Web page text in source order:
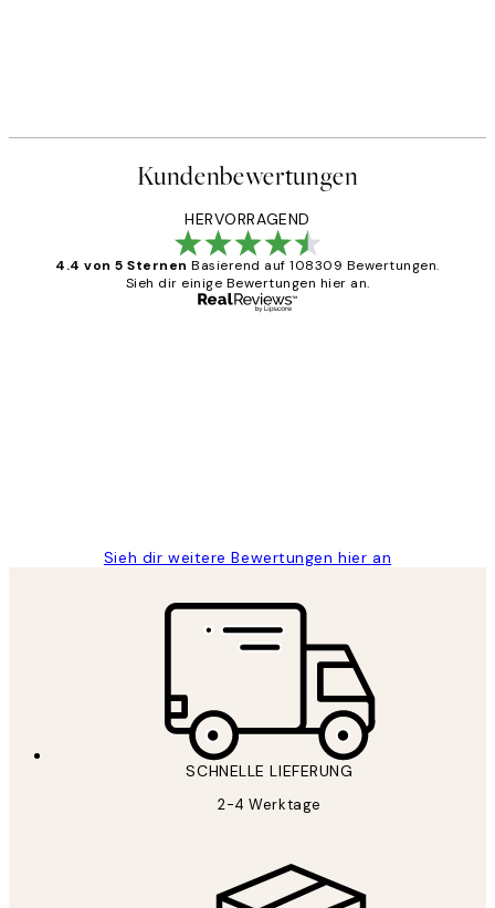
Kundenbewertungen
HERVORRAGEND
4.4 von 5 Sternen Basierend auf 108309 Bewertungen.
Sieh dir einige Bewertungen hier an.
Sieh dir weitere Bewertungen hier an
SCHNELLE LIEFERUNG
2-4 Werktage